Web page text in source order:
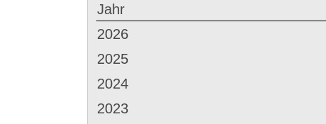
Jahr
2026
2025
2024
2023